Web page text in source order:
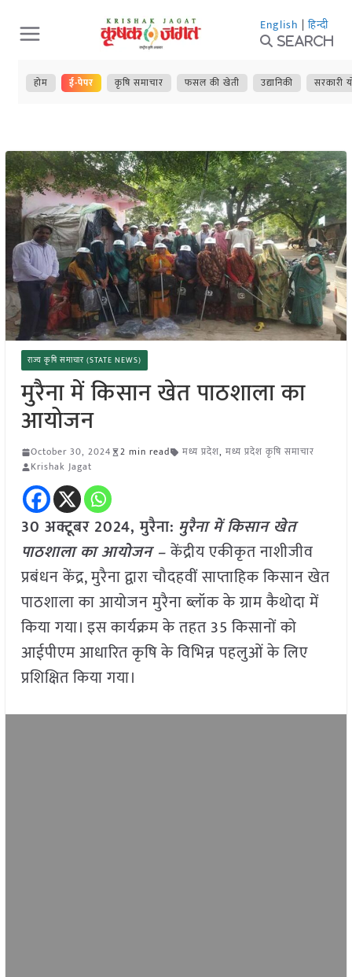
Skip
to
content
English | हिन्दी
Search
होम ई-पेपर कृषि समाचार फसल की खेती उद्यानिकी सरकारी
राज्य कृषि समाचार (STATE NEWS)
मुरैना में किसान खेत पाठशाला का
आयोजन
October 30, 2024 2 min read मध्य प्रदेश, मध्य प्रदेश कृषि समाचार
Krishak Jagat
30 अक्टूबर 2024, मुरैना: मुरैना में किसान खेत
पाठशाला का आयोजन –केंद्रीय एकीकृत नाशीजीव
प्रबंधन केंद्र, मुरैना द्वारा चौदहवीं साप्ताहिक किसान खेत
पाठशाला का आयोजन मुरैना ब्लॉक के ग्राम कैथोदा में
किया गया। इस कार्यक्रम के तहत 35 किसानों को
आईपीएम आधारित कृषि के विभिन्न पहलुओं के लिए
प्रशिक्षित किया गया।